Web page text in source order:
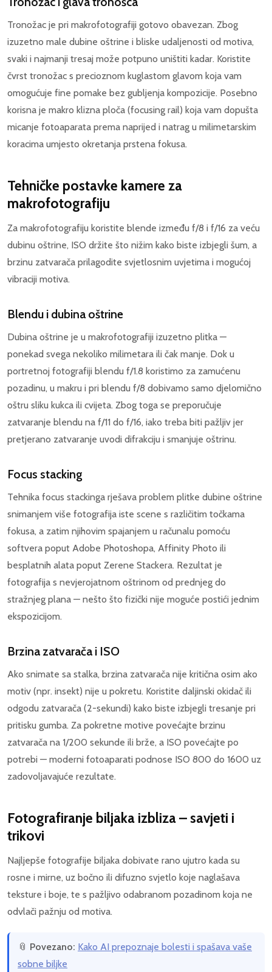
Tronožac je pri makrofotografiji gotovo obavezan. Zbog
izuzetno male dubine oštrine i bliske udaljenosti od motiva,
svaki i najmanji tresaj može potpuno uništiti kadar. Koristite
čvrst tronožac s precioznom kuglastom glavom koja vam
omogućuje fine pomake bez gubljenja kompozicije. Posebno
korisna je makro klizna ploča (focusing rail) koja vam dopušta
micanje fotoaparata prema naprijed i natrag u milimetarskim
koracima umjesto okretanja prstena fokusa.
Tehničke postavke kamere za
makrofotografiju
Za makrofotografiju koristite blende između f/8 i f/16 za veću
dubinu oštrine, ISO držite što nižim kako biste izbjegli šum, a
brzinu zatvarača prilagodite svjetlosnim uvjetima i mogućoj
vibraciji motiva.
Blendu i dubina oštrine
Dubina oštrine je u makrofotografiji izuzetno plitka —
ponekad svega nekoliko milimetara ili čak manje. Dok u
portretnoj fotografiji blendu f/1.8 koristimo za zamućenu
pozadinu, u makru i pri blendu f/8 dobivamo samo djelomično
oštru sliku kukca ili cvijeta. Zbog toga se preporučuje
zatvaranje blendu na f/11 do f/16, iako treba biti pažljiv jer
pretjerano zatvaranje uvodi difrakciju i smanjuje oštrinu.
Focus stacking
Tehnika focus stackinga rješava problem plitke dubine oštrine
snimanjem više fotografija iste scene s različitim točkama
fokusa, a zatim njihovim spajanjem u računalu pomoću
softvera poput Adobe Photoshopa, Affinity Photo ili
besplatnih alata poput Zerene Stackera. Rezultat je
fotografija s nevjerojatnom oštrinom od prednjeg do
stražnjeg plana — nešto što fizički nije moguće postići jednim
ekspozicijom.
Brzina zatvarača i ISO
Ako snimate sa stalka, brzina zatvarača nije kritična osim ako
motiv (npr. insekt) nije u pokretu. Koristite daljinski okidač ili
odgodu zatvarača (2-sekundi) kako biste izbjegli tresanje pri
pritisku gumba. Za pokretne motive povećajte brzinu
zatvarača na 1/200 sekunde ili brže, a ISO povećajte po
potrebi — moderni fotoaparati podnose ISO 800 do 1600 uz
zadovoljavajuće rezultate.
Fotografiranje biljaka izbliza – savjeti i
trikovi
Najljepše fotografije biljaka dobivate rano ujutro kada su
rosne i mirne, uz bočno ili difuzno svjetlo koje naglašava
teksture i boje, te s pažljivo odabranom pozadinom koja ne
odvlači pažnju od motiva.
📎 Povezano: Kako AI prepoznaje bolesti i spašava vaše
sobne biljke